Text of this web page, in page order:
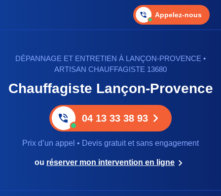
Appelez-nous
DÉPANNAGE ET ENTRETIEN À LANÇON-PROVENCE •
ARTISAN CHAUFFAGISTE 13680
Chauffagiste Lançon-Provence
04 13 33 38 93
Prix d’un appel • Devis gratuit et sans engagement
ou réserver mon intervention en ligne